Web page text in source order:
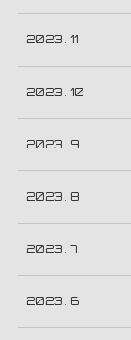
2023 . 11
2023 . 10
2023 . 9
2023 . 8
2023 . 7
2023 . 6